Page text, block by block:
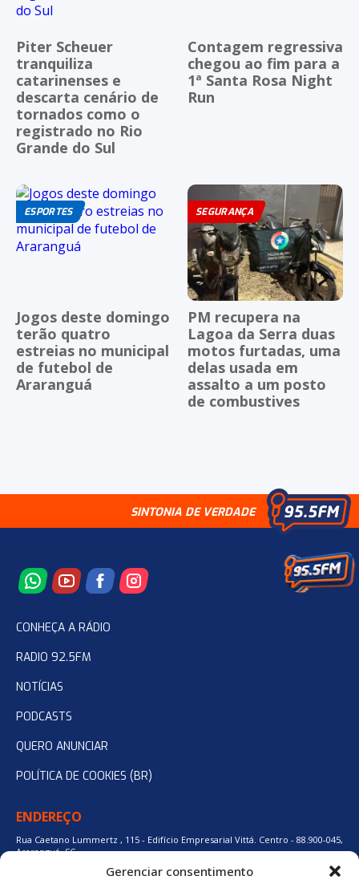
Gerenciar consentimento
Piter Scheuer
tranquiliza
catarinenses e
descarta cenário de
tornados como o
registrado no Rio
Grande do Sul
Contagem regressiva
chegou ao fim para a
1ª Santa Rosa Night
Run
ESPORTES
Jogos deste domingo
terão quatro
estreias no municipal
de futebol de
Araranguá
SEGURANÇA
PM recupera na
Lagoa da Serra duas
motos furtadas, uma
delas usada em
assalto a um posto
de combustives
SINTONIA DE VERDADE
CONHEÇA A RÁDIO
RADIO 92.5FM
NOTÍCIAS
PODCASTS
QUERO ANUNCIAR
POLÍTICA DE COOKIES (BR)
ENDEREÇO
Rua Caetano Lummertz , 115 - Edifício Empresarial Vittá. Centro - 88.900-045,
Araranguá, SC.